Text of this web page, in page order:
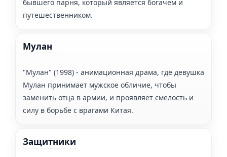
бывшего парня, который является богачем и
путешественником.
Мулан
"Мулан" (1998) - анимационная драма, где девушка
Мулан принимает мужское обличие, чтобы
заменить отца в армии, и проявляет смелость и
силу в борьбе с врагами Китая.
Защитники